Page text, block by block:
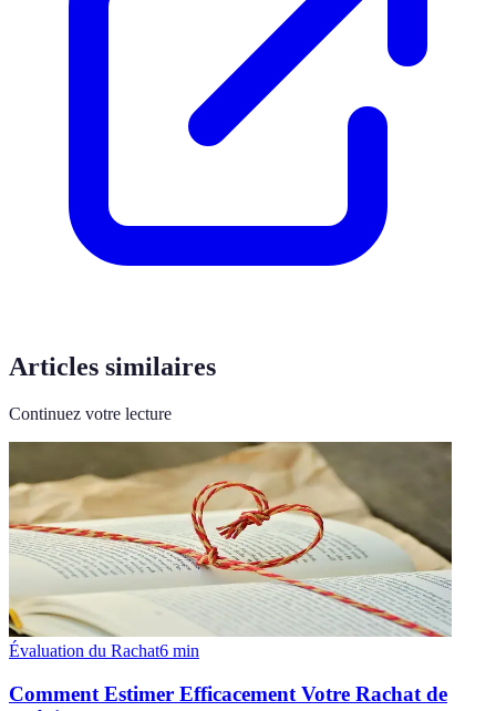
Articles similaires
Continuez votre lecture
Évaluation du Rachat6 min
Comment Estimer Efficacement Votre Rachat de